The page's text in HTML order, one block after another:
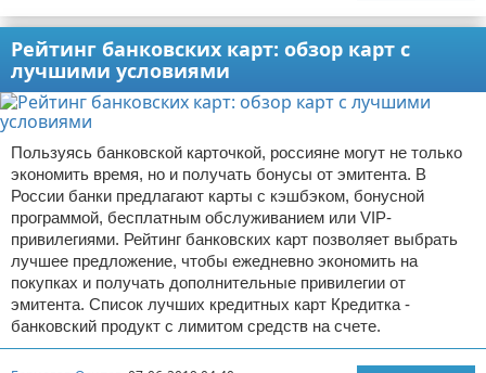
Рейтинг банковских карт: обзор карт с
лучшими условиями
Пользуясь банковской карточкой, россияне могут не только
экономить время, но и получать бонусы от эмитента. В
России банки предлагают карты с кэшбэком, бонусной
программой, бесплатным обслуживанием или VIP-
привилегиями. Рейтинг банковских карт позволяет выбрать
лучшее предложение, чтобы ежедневно экономить на
покупках и получать дополнительные привилегии от
эмитента. Список лучших кредитных карт Кредитка -
банковский продукт с лимитом средств на счете.